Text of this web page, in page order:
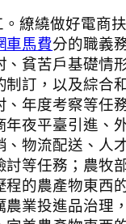
繚繞做好電商
車馬費分的職義
、貧苦戶基礎情
制訂，以及綜合
、年度考察等任
年夜平臺引進、
、物流配送、人
討等任務；農牧
程的農產物東西
農業投進品治理